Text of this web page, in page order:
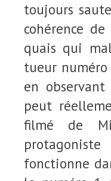
toujours
cohérence
quais qui
tueur
en
peut
filmé de
fonctionne